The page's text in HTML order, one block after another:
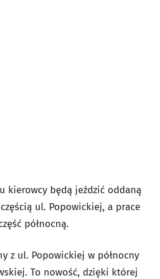
kierowcy będą jeździć oddaną
ul. Popowickiej, a prace
północną.
z ul. Popowickiej w północny
To nowość, dzięki której